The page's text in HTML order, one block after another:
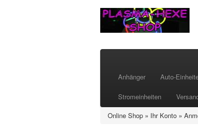
Anhänger Auto-
Stromeinheiten
Online Shop » Ihr Konto »